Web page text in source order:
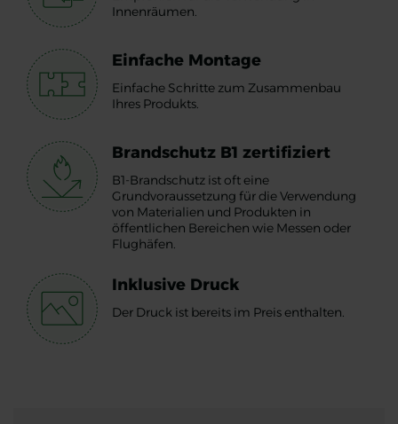
Innenräumen.
Einfache Montage
Einfache Schritte zum Zusammenbau
Ihres Produkts.
Brandschutz B1 zertifiziert
B1-Brandschutz ist oft eine
Grundvoraussetzung für die Verwendung
von Materialien und Produkten in
öffentlichen Bereichen wie Messen oder
Flughäfen.
Inklusive Druck
Der Druck ist bereits im Preis enthalten.